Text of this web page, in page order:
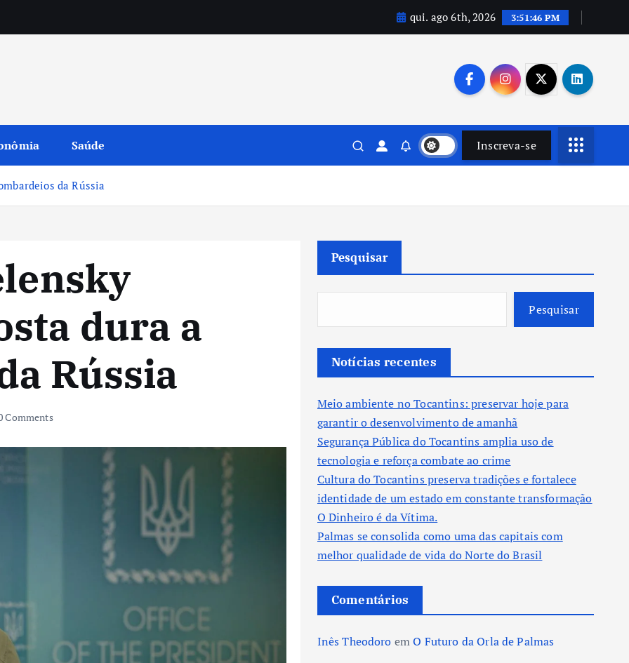
qui. ago 6th, 2026 3:51:47 PM
Saúde Inscreva-se
da Rússia
dura a
Rússia
Comments
Pesquisar
Pesquisar
Notícias recentes
Meio ambiente no Tocantins: preservar hoje para
garantir o desenvolvimento de amanhã
Segurança Pública do Tocantins amplia uso de
tecnologia e reforça combate ao crime
Cultura do Tocantins preserva tradições e fortalece
identidade de um estado em constante transformação
O Dinheiro é da Vítima.
Palmas se consolida como uma das capitais com
melhor qualidade de vida do Norte do Brasil
Comentários
Inês Theodoro emO Futuro da Orla de Palmas